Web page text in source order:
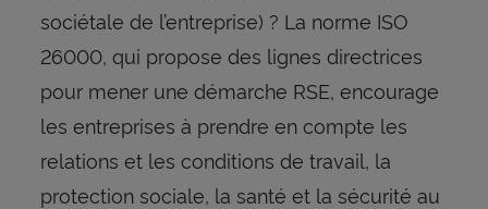
sociétale de l’entreprise) ? La norme ISO
26000, qui propose des lignes directrices
pour mener une démarche RSE, encourage
les entreprises à prendre en compte les
relations et les conditions de travail, la
protection sociale, la santé et la sécurité au